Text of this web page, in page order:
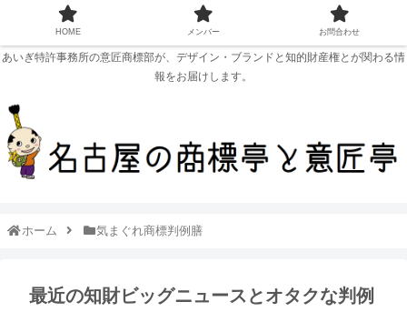
あいぎ特許事務所の意匠商標部が、デザイン・ブランドと知的財産権とが関わる情
報をお届けします。
ホーム 気まぐれ商標判例膳
最近の知財ビッグニュースとオタクな判例
HOME メンバー お問合わせ